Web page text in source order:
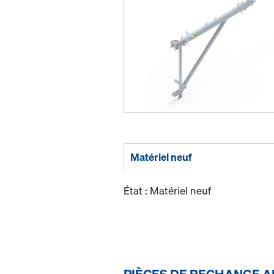
Matériel neuf
État : Matériel neuf